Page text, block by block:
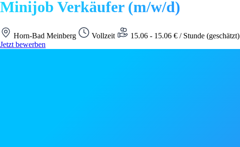
Minijob Verkäufer (m/w/d)
Horn-Bad Meinberg Vollzeit 15.06 - 15.06 € / Stunde (geschätzt)
Jetzt bewerben